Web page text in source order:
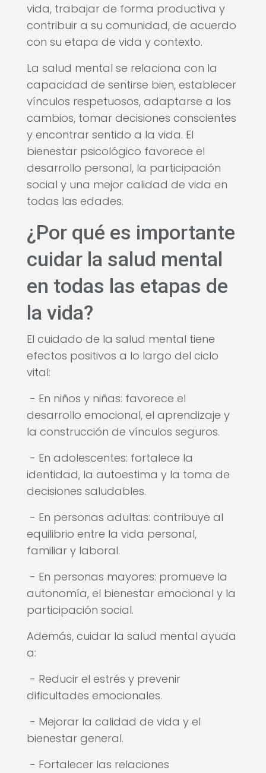
vida, trabajar de forma productiva y
contribuir a su comunidad, de acuerdo
con su etapa de vida y contexto.
La salud mental se relaciona con la
capacidad de sentirse bien, establecer
vínculos respetuosos, adaptarse a los
cambios, tomar decisiones conscientes
y encontrar sentido a la vida. El
bienestar psicológico favorece el
desarrollo personal, la participación
social y una mejor calidad de vida en
todas las edades.
¿Por qué es importante
cuidar la salud mental
en todas las etapas de
la vida?
El cuidado de la salud mental tiene
efectos positivos a lo largo del ciclo
vital:
- En niños y niñas: favorece el
desarrollo emocional, el aprendizaje y
la construcción de vínculos seguros.
- En adolescentes: fortalece la
identidad, la autoestima y la toma de
decisiones saludables.
- En personas adultas: contribuye al
equilibrio entre la vida personal,
familiar y laboral.
- En personas mayores: promueve la
autonomía, el bienestar emocional y la
participación social.
Además, cuidar la salud mental ayuda
a:
- Reducir el estrés y prevenir
dificultades emocionales.
- Mejorar la calidad de vida y el
bienestar general.
- Fortalecer las relaciones